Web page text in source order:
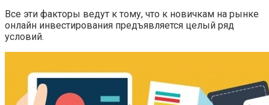
Все эти факторы ведут к тому, что к новичкам на рынке
онлайн инвестирования предъявляется целый ряд
условий.